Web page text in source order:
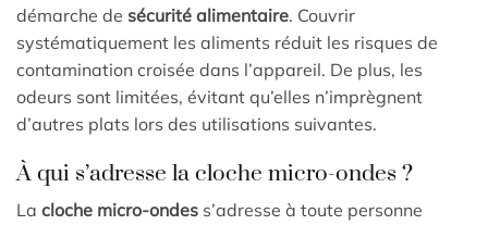
démarche de sécurité alimentaire. Couvrir
systématiquement les aliments réduit les risques de
contamination croisée dans l’appareil. De plus, les
odeurs sont limitées, évitant qu’elles n’imprègnent
d’autres plats lors des utilisations suivantes.
À qui s’adresse la cloche micro-ondes ?
La cloche micro-ondes s’adresse à toute personne